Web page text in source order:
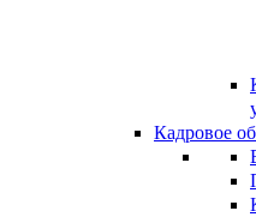
Кадровое